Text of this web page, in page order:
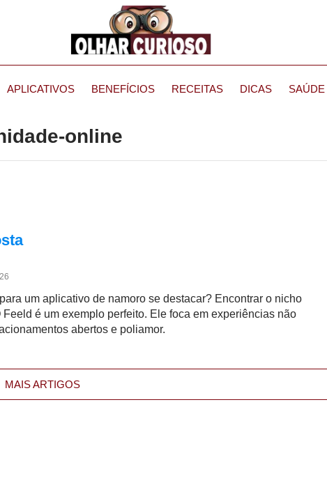
APLICATIVOS BENEFÍCIOS RECEITAS DICAS SAÚDE
online
um aplicativo de namoro se destacar? Encontrar o nicho
Feeld é um exemplo perfeito. Ele foca em experiências não
abertos e poliamor.
MAIS ARTIGOS